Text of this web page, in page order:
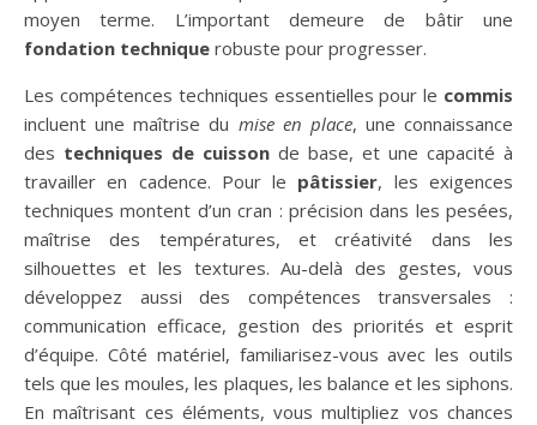
moyen terme. L’important demeure de bâtir une
fondation technique robuste pour progresser.
Les compétences techniques essentielles pour le commis
incluent une maîtrise du mise en place, une connaissance
des techniques de cuisson de base, et une capacité à
travailler en cadence. Pour le pâtissier, les exigences
techniques montent d’un cran : précision dans les pesées,
maîtrise des températures, et créativité dans les
silhouettes et les textures. Au-delà des gestes, vous
développez aussi des compétences transversales :
communication efficace, gestion des priorités et esprit
d’équipe. Côté matériel, familiarisez-vous avec les outils
tels que les moules, les plaques, les balance et les siphons.
En maîtrisant ces éléments, vous multipliez vos chances